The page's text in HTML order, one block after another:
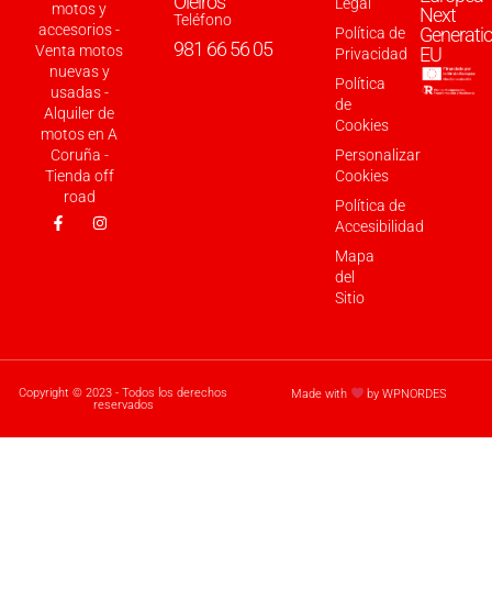
motos y
accesorios -
Venta motos
nuevas y
usadas -
Alquiler de
motos en A
Coruña -
Tienda off
road
Teléfono
981 66 56 05
Política de
Privacidad
Política
de
Cookies
Personalizar
Cookies
Política de
Accesibilidad
Mapa
del
Sitio
Next
EU
Copyright © 2023 - Todos los derechos
reservados
Made with by WPNORDES